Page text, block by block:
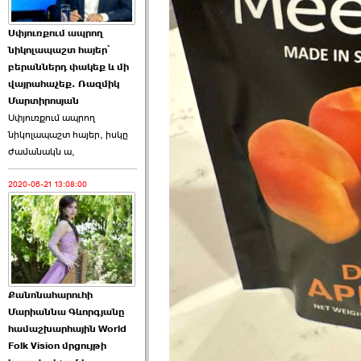
Աննա Վարդապետյանն
ուղերձ է հղել ›››
2026-06-25 23:21:00
Պաշտոնակռիվը սկսված
է. «Հրապարակ» ›››
2026-06-25 17:13:00
ԱԺ նախագահի
Սփյուռքում ապրող
նիկոլապաշտ հայեր՝
բերաններդ փակեք և մի
վայրահաչեք. Ռազմիկ
Մարտիրոսյան
Սփյուռքում ապրող
նիկոլապաշտ հայեր, իսկը
ժամանակն ա,
2020-06-21 13:08:00
Քանոնահարուհի
Մարիաննա Գևորգյանը
համաշխարհային World
Folk Vision մրցույթի